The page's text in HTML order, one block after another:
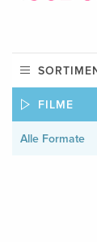
FILME
Alle Formate